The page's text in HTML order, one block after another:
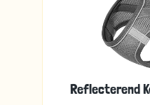
Reflecterend